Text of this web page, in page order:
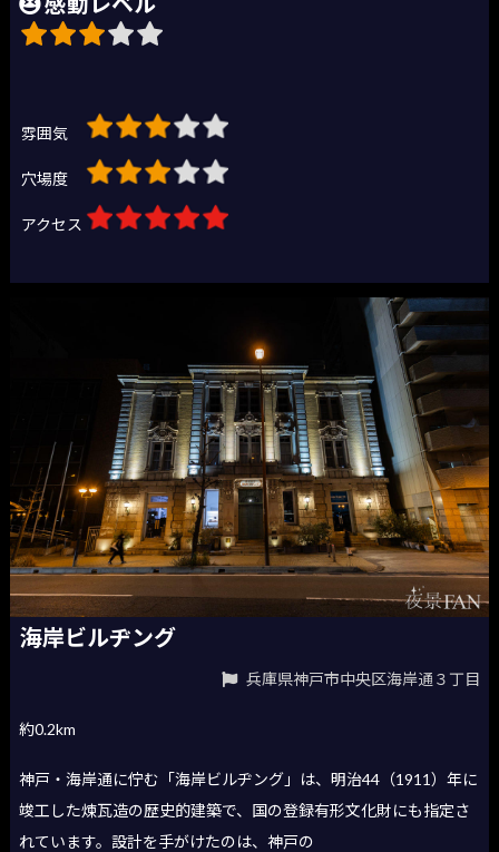
雰囲気
穴場度
アクセス
海岸ビルヂング
兵庫県神戸市中央区海岸通３丁目
約0.2km
神戸・海岸通に佇む「海岸ビルヂング」は、明治44（1911）年に
竣工した煉瓦造の歴史的建築で、国の登録有形文化財にも指定さ
れています。設計を手がけたのは、神戸の